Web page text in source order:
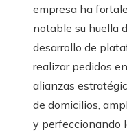
empresa ha
notable su huella
desarrollo de
realizar pedidos
alianzas
de domicilios,
y perfeccionando